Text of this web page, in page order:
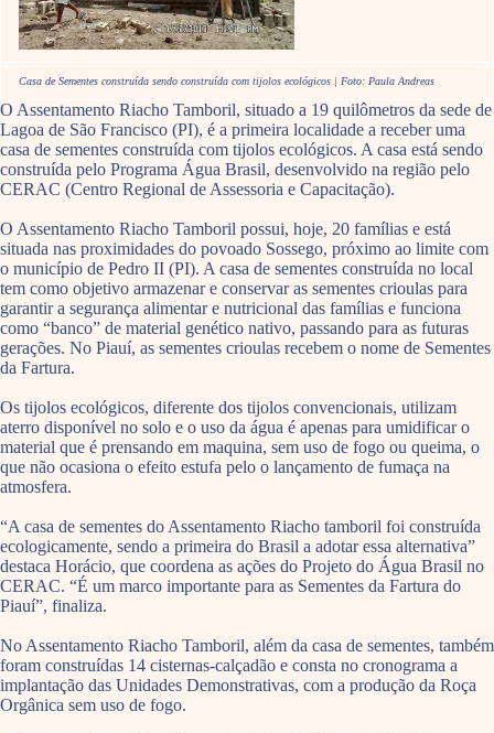
Casa de Sementes construída sendo construída com tijolos ecológicos | Foto: Paula Andreas
O Assentamento Riacho Tamboril, situado a 19 quilômetros da sede de
Lagoa de São Francisco (PI), é a primeira localidade a receber uma
casa de sementes construída com tijolos ecológicos. A casa está sendo
construída pelo Programa Água Brasil, desenvolvido na região pelo
CERAC (Centro Regional de Assessoria e Capacitação).
O Assentamento Riacho Tamboril possui, hoje, 20 famílias e está
situada nas proximidades do povoado Sossego, próximo ao limite com
o município de Pedro II (PI). A casa de sementes construída no local
tem como objetivo armazenar e conservar as sementes crioulas para
garantir a segurança alimentar e nutricional das famílias e funciona
como “banco” de material genético nativo, passando para as futuras
gerações. No Piauí, as sementes crioulas recebem o nome de Sementes
da Fartura.
Os tijolos ecológicos, diferente dos tijolos convencionais, utilizam
aterro disponível no solo e o uso da água é apenas para umidificar o
material que é prensando em maquina, sem uso de fogo ou queima, o
que não ocasiona o efeito estufa pelo o lançamento de fumaça na
atmosfera.
“A casa de sementes do Assentamento Riacho tamboril foi construída
ecologicamente, sendo a primeira do Brasil a adotar essa alternativa”
destaca Horácio, que coordena as ações do Projeto do Água Brasil no
CERAC. “É um marco importante para as Sementes da Fartura do
Piauí”, finaliza.
No Assentamento Riacho Tamboril, além da casa de sementes, também
foram construídas 14 cisternas-calçadão e consta no cronograma a
implantação das Unidades Demonstrativas, com a produção da Roça
Orgânica sem uso de fogo.